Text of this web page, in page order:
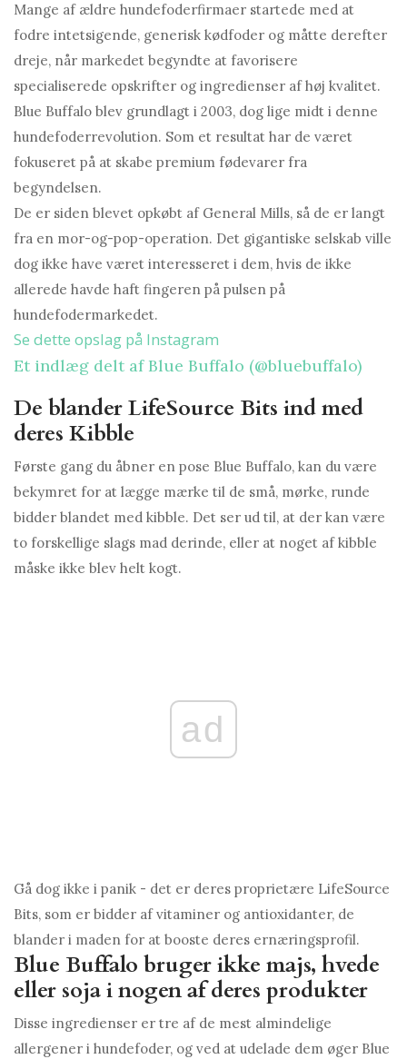
Mange af ældre hundefoderfirmaer startede med at
fodre intetsigende, generisk kødfoder og måtte derefter
dreje, når markedet begyndte at favorisere
specialiserede opskrifter og ingredienser af høj kvalitet.
Blue Buffalo blev grundlagt i 2003, dog lige midt i denne
hundefoderrevolution. Som et resultat har de været
fokuseret på at skabe premium fødevarer fra
begyndelsen.
De er siden blevet opkøbt af General Mills, så de er langt
fra en mor-og-pop-operation. Det gigantiske selskab ville
dog ikke have været interesseret i dem, hvis de ikke
allerede havde haft fingeren på pulsen på
hundefodermarkedet.
Se dette opslag på Instagram
Et indlæg delt af Blue Buffalo (@bluebuffalo)
De blander LifeSource Bits ind med
deres Kibble
Første gang du åbner en pose Blue Buffalo, kan du være
bekymret for at lægge mærke til de små, mørke, runde
bidder blandet med kibble. Det ser ud til, at der kan være
to forskellige slags mad derinde, eller at noget af kibble
måske ikke blev helt kogt.
ad
Gå dog ikke i panik - det er deres proprietære LifeSource
Bits, som er bidder af vitaminer og antioxidanter, de
blander i maden for at booste deres ernæringsprofil.
Blue Buffalo bruger ikke majs, hvede
eller soja i nogen af ​​deres produkter
Disse ingredienser er tre af de mest almindelige
allergener i hundefoder, og ved at udelade dem øger Blue